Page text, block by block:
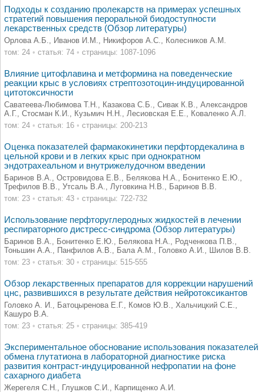
Подходы к созданию пролекарств на примерах успешных
стратегий повышения пероральной биодоступности
лекарственных средств (Обзор литературы)
Орлова А.Б., Иванов И.М., Никифоров А.С., Колесников А.М.
том: 24 • статья: 74 • страницы: 1087-1096
Влияние цитофлавина и метформина на поведенческие
реакции крыс в условиях стрептозотоцин-индуцированной
цитотоксичности
Саватеева-Любимова Т.Н., Казакова С.Б., Сивак К.В., Александров
А.Г., Стосман К.И., Кузьмич Н.Н., Лесиовская Е.Е., Коваленко А.Л.
том: 24 • статья: 16 • страницы: 200-213
Оценка показателей фармакокинетики перфтордекалина в
цельной крови и в легких крыс при однократном
эндотрахеальном и внутрижелудочном введении
Баринов В.А., Островидова Е.В., Белякова Н.А., Бонитенко Е.Ю.,
Трефилов В.В., Утсаль В.А., Луговкина Н.В., Баринов В.В.
том: 23 • статья: 43 • страницы: 722-732
Использование перфторуглеродных жидкостей в лечении
респираторного дистресс-синдрома (Обзор литературы)
Баринов В.А., Бонитенко Е.Ю., Белякова Н.А., Родченкова П.В.,
Тоньшин А.А., Панфилов А.В., Бала А.М., Головко А.И., Шилов В.В.
том: 23 • статья: 30 • страницы: 515-555
Обзор лекарственных препаратов для коррекции нарушений
цнс, развившихся в результате действия нейротоксикантов
Головко А. И., Батоцыренова Е.Г., Комов Ю.В., Хальчицкий С.Е.,
Кашуро В.А.
том: 23 • статья: 25 • страницы: 385-419
Экспериментальное обоснование использования показателей
обмена глутатиона в лабораторной диагностике риска
развития контраст-индуцированной нефропатии на фоне
сахарного диабета
Жерегеля С.Н., Глушков С.И., Карпищенко А.И.